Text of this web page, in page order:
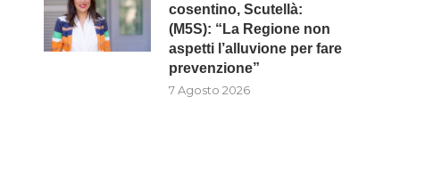
cosentino, Scutellà:
(M5S): “La Regione non
aspetti l’alluvione per fare
prevenzione”
7 Agosto 2026